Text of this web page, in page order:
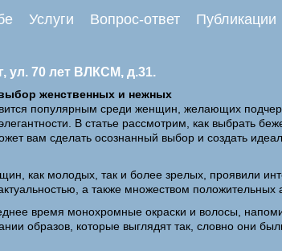
Услуги Вопрос-ответ Публикации
ул. 70 лет ВЛКСМ, д.31.
женственных и нежных
популярным среди женщин, желающих
В статье рассмотрим, как выбрать
вам сделать осознанный выбор и создать
как молодых, так и более зрелых, проявили
а также множеством положительных
время монохромные окраски и волосы,
образов, которые выглядят так, словно они